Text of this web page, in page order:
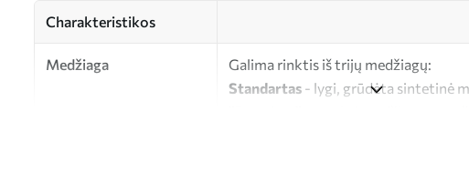
Charakteristikos
Medžiaga
Galima rinktis iš trijų medžiagų:
Standartas - lygi, grūdėta sintetinė